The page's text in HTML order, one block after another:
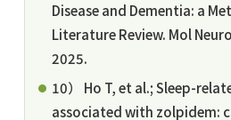
Disease and Dementia: a
Literature Review. Mol
2025.
10） Ho T, et al.; Sleep-
associated with zolpidem: